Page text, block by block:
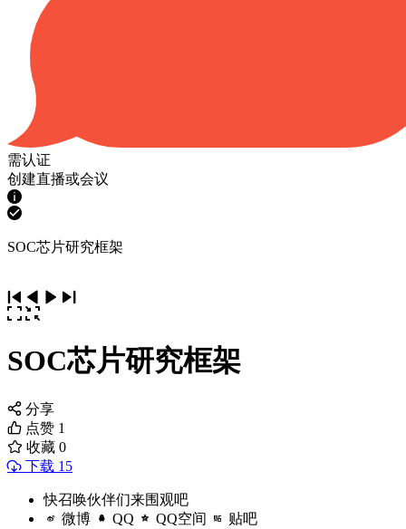
需认证
创建直播或会议
SOC芯片研究框架
SOC芯片研究框架
分享
点赞 1
收藏 0
下载 15
快召唤伙伴们来围观吧
微博 QQ QQ空间 贴吧